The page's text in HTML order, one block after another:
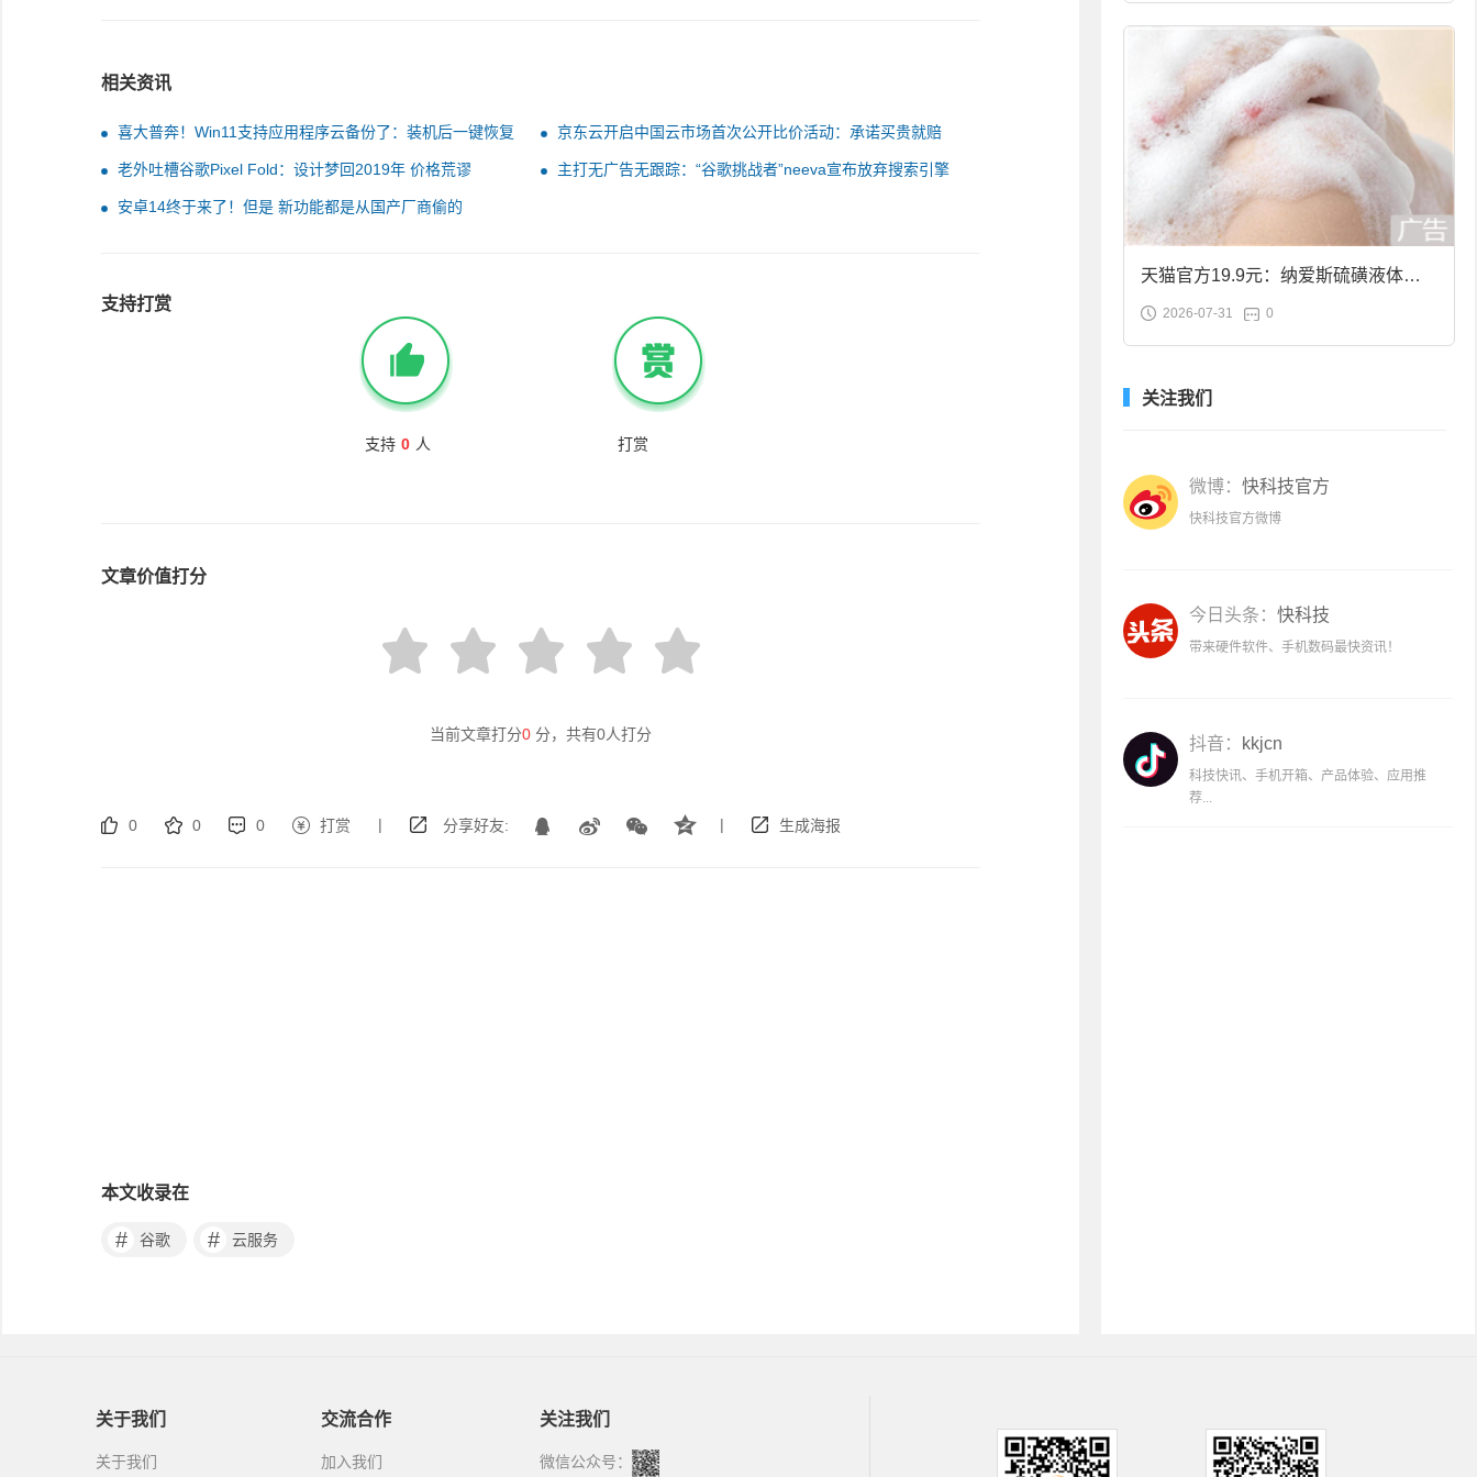
相关资讯
喜大普奔！Win11支持应用程序云备份了：装机后一键恢复
到本地
京东云开启中国云市场首次公开比价活动：承诺买贵就赔
老外吐槽谷歌Pixel Fold：设计梦回2019年 价格荒谬 主打无广告无跟踪：“谷歌挑战者”neeva宣布放弃搜索引擎
安卓14终于来了！但是 新功能都是从国产厂商偷的
支持打赏
支持 0 人 打赏
文章价值打分
当前文章打分0 分，共有0人打分
0 0 0 打赏 | 分享好友: | 生成海报
本文收录在
# 谷歌 # 云服务
天猫官方19.9元：纳爱斯硫磺液体香
皂2斤大促
2026-07-31 0
关注我们
微博： 快科技官方
快科技官方微博
今日头条： 快科技
带来硬件软件、手机数码最快资讯！
抖音： kkjcn
科技快讯、手机开箱、产品体验、应用推
荐...
关于我们
关于我们
交流合作
加入我们
关注我们
微信公众号：